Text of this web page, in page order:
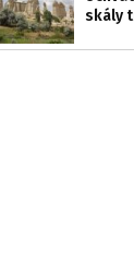
skály